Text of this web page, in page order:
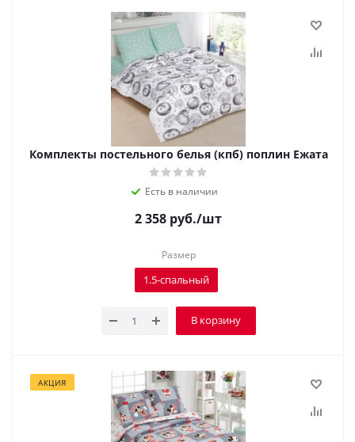
Комплекты постельного белья (кпб) поплин Ежата
Есть в наличии
2 358 руб./шт
Размер
1.5-спальный
В корзину
АКЦИЯ